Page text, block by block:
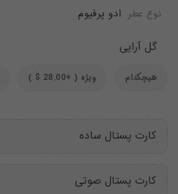
نوع عطر ادو پرفیوم
گل آرایی
هیچکدام ویژه ( +28.00 $ )
کارت پستال ساده
کارت پستال صوتی